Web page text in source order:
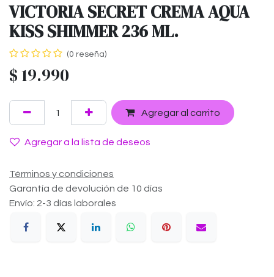
VICTORIA SECRET CREMA AQUA
KISS SHIMMER 236 ML.
(0 reseña)
$ 19.990
Agregar al carrito
Agregar a la lista de deseos
Términos y condiciones
Garantía de devolución de 10 días
Envío: 2-3 días laborales